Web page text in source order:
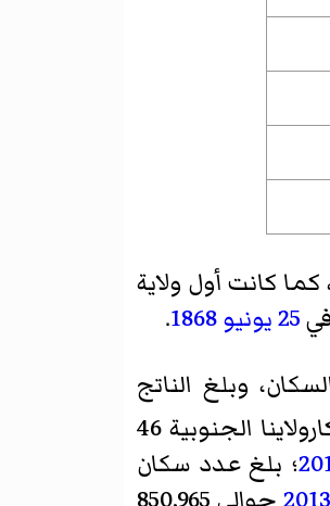
كما كانت أول ولاية
25 يونيو 1868
.
وبلغ الناتج
وتضم ولاية كارولاينا الجنوبية 46
؛ بلغ عدد سكان